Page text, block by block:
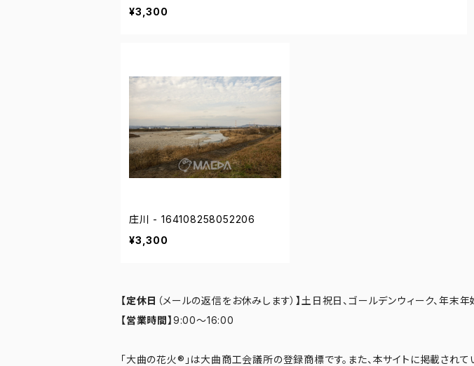
¥3,300
庄川 - 164108258052206
¥3,300
【定休日 （メールの返信をお休みします）】 土日祝日、ゴールデンウィーク、年末年
【営業時間】 9:00～16:00
「大曲の花火®」は大曲商工会議所の登録商標です。また、本サイトに掲載され